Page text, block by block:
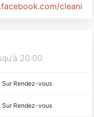
20:00
Sur Rendez-vous
Sur Rendez-vous